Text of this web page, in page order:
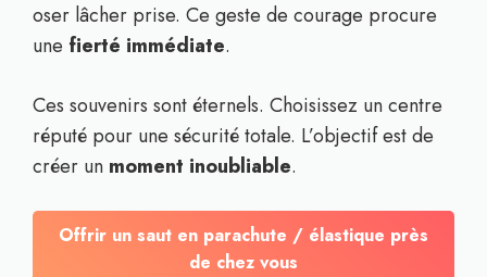
oser lâcher prise. Ce geste de courage procure
une fierté immédiate.
Ces souvenirs sont éternels. Choisissez un centre
réputé pour une sécurité totale. L’objectif est de
créer un moment inoubliable.
Offrir un saut en parachute / élastique près
de chez vous